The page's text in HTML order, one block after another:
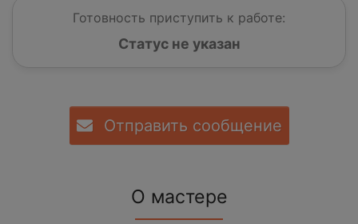
Готовность приступить к работе:
Статус не указан
Отправить сообщение
О мастере